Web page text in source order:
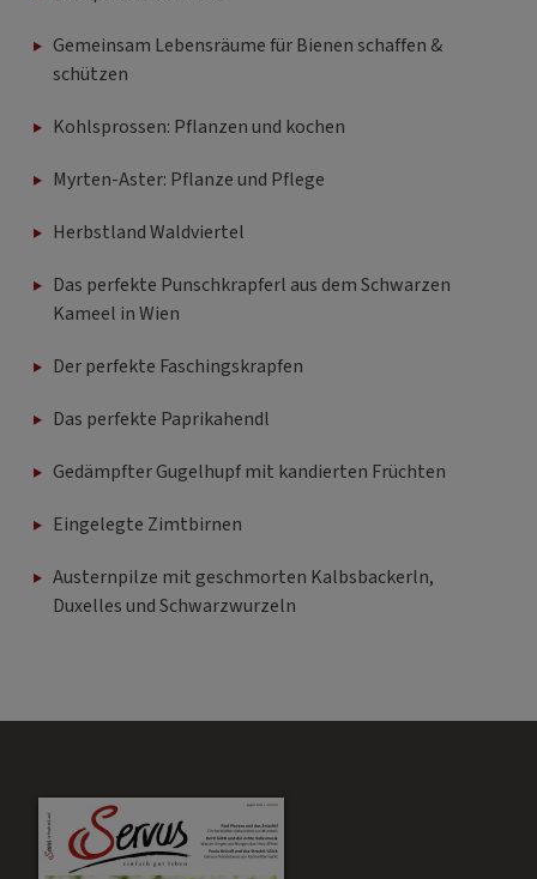
Gemeinsam Lebensräume für Bienen schaffen &
schützen
Kohlsprossen: Pflanzen und kochen
Myrten-Aster: Pflanze und Pflege
Herbstland Waldviertel
Das perfekte Punschkrapferl aus dem Schwarzen
Kameel in Wien
Der perfekte Faschingskrapfen
Das perfekte Paprikahendl
Gedämpfter Gugelhupf mit kandierten Früchten
Eingelegte Zimtbirnen
Austernpilze mit geschmorten Kalbsbackerln,
Duxelles und Schwarzwurzeln